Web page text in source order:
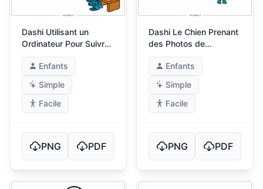
Dashi Utilisant un
Ordinateur Pour Suivre
les Courants
Enfants
Simple
Facile
PNG PDF
Dashi Le Chien Prenant
des Photos de
Poissons
Enfants
Simple
Facile
PNG PDF